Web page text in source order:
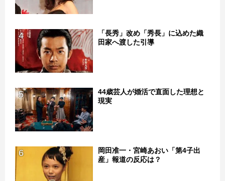
4
「長秀」改め「秀長」に込めた織
田家へ渡した引導
5
44歳芸人が婚活で直面した理想と
現実
6
岡田准一・宮崎あおい「第4子出
産」報道の反応は？